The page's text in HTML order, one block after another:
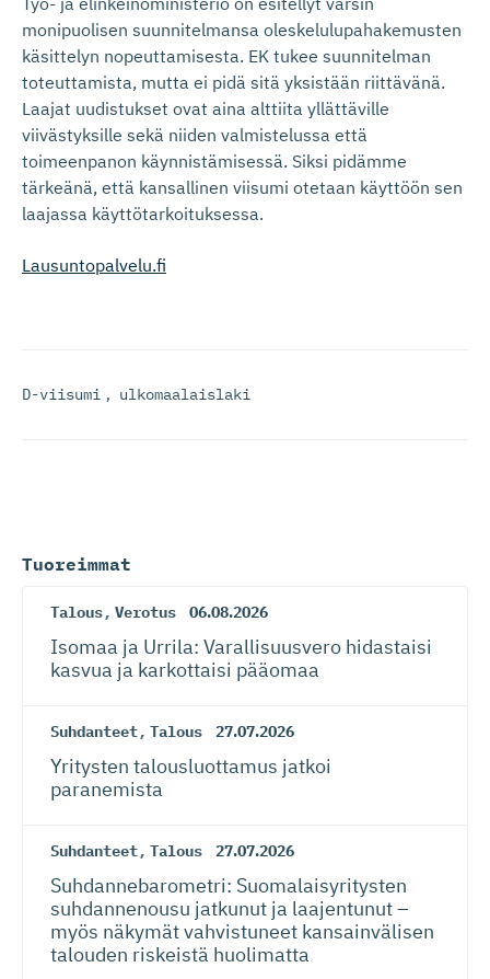
monipuolisen suunnitelmansa oleskelulupahakemusten
käsittelyn nopeuttamisesta. EK tukee suunnitelman
toteuttamista, mutta ei pidä sitä yksistään riittävänä.
Laajat uudistukset ovat aina alttiita yllättäville
viivästyksille sekä niiden valmistelussa että
toimeenpanon käynnistämisessä. Siksi pidämme
tärkeänä, että kansallinen viisumi otetaan käyttöön sen
laajassa käyttötarkoituksessa.
Lausuntopalvelu.fi
D-viisumi , ulkomaalaislaki
Tuoreimmat
Talous, Verotus 06.08.2026
Isomaa ja Urrila: Varallisuusvero hidastaisi
kasvua ja karkottaisi pääomaa
Suhdanteet, Talous 27.07.2026
Yritysten talousluottamus jatkoi
paranemista
Suhdanteet, Talous 27.07.2026
Suhdanneba­ro­metri: Suomalaisy­ri­tysten
suhdannenousu jatkunut ja laajentunut –
myös näkymät vahvistuneet kansainvälisen
talouden riskeistä huolimatta